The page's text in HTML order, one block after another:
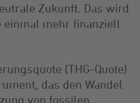
Zukunft. Das wird
einmal mehr finanziell
(THG-Quote)
das den Wandel
von fossilen